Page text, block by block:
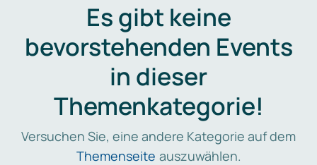
Es gibt keine
bevorstehenden Events
in dieser
Themenkategorie!
Versuchen Sie, eine andere Kategorie auf dem
Themenseite auszuwählen.